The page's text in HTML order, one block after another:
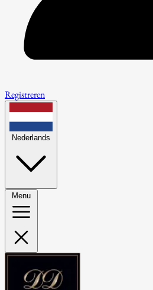
Registreren
Nederlands
Menu